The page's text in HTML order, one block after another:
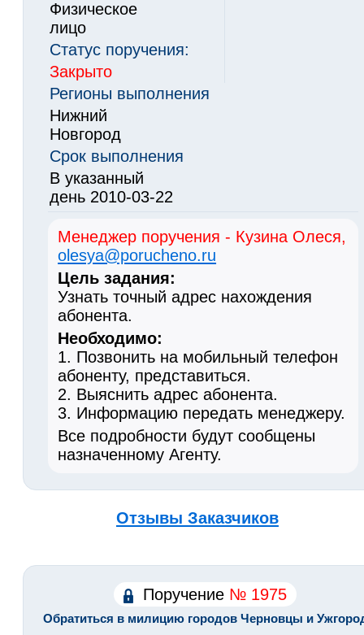
Физическое
лицо
Статус поручения:
Закрыто
Регионы выполнения
Нижний
Новгород
Срок выполнения
В указанный
день 2010-03-22
Менеджер поручения - Кузина Олеся,
olesya@porucheno.ru
Цель задания:
Узнать точный адрес нахождения
абонента.
Необходимо:
1. Позвонить на мобильный телефон
абоненту, представиться.
2. Выяснить адрес абонента.
3. Информацию передать менеджеру.
Все подробности будут сообщены
назначенному Агенту.
Отзывы Заказчиков
Поручение № 1975
Обратиться в милицию городов Черновцы и